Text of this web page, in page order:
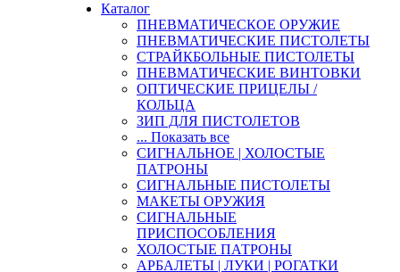
Каталог
ПНЕВМАТИЧЕСКОЕ ОРУЖИЕ
ПНЕВМАТИЧЕСКИЕ ПИСТОЛЕТЫ
СТРАЙКБОЛЬНЫЕ ПИСТОЛЕТЫ
ПНЕВМАТИЧЕСКИЕ ВИНТОВКИ
ОПТИЧЕСКИЕ ПРИЦЕЛЫ /
КОЛЬЦА
ЗИП ДЛЯ ПИСТОЛЕТОВ
... Показать все
СИГНАЛЬНОЕ | ХОЛОСТЫЕ
ПАТРОНЫ
СИГНАЛЬНЫЕ ПИСТОЛЕТЫ
МАКЕТЫ ОРУЖИЯ
СИГНАЛЬНЫЕ
ПРИСПОСОБЛЕНИЯ
ХОЛОСТЫЕ ПАТРОНЫ
АРБАЛЕТЫ | ЛУКИ | РОГАТКИ